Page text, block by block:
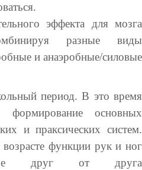
эффекта для мозга
разные виды
и анаэробные/силовые
период. В это время
формирование основных
и праксических систем.
функции рук и ног
друг от друга